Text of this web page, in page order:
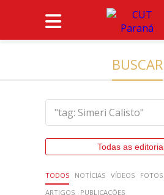
BUSCAR
Todas as
TODOS NOTÍCIAS VÍDEOS FOTOS
ARTIGOS
PUBLICAÇÕES